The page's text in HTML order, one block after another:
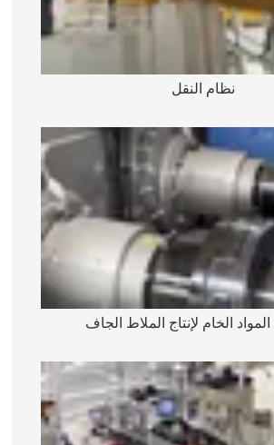
نظام النقل
الخام لإنتاج الملاط الجاف